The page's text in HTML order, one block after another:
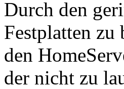
Durch den
Festplatten zu
den
der nicht zu